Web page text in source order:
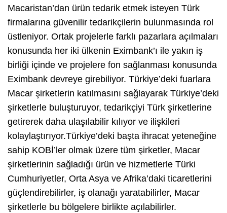
Macaristan’dan ürün tedarik etmek isteyen Türk
firmalarına güvenilir tedarikçilerin bulunmasında rol
üstleniyor. Ortak projelerle farklı pazarlara açılmaları
konusunda her iki ülkenin Eximbank’ı ile yakın iş
birliği içinde ve projelere fon sağlanması konusunda
Eximbank devreye girebiliyor. Türkiye’deki fuarlara
Macar şirketlerin katılmasını sağlayarak Türkiye’deki
şirketlerle buluşturuyor, tedarikçiyi Türk şirketlerine
getirerek daha ulaşılabilir kılıyor ve ilişkileri
kolaylaştırıyor.Türkiye’deki başta ihracat yeteneğine
sahip KOBİ’ler olmak üzere tüm şirketler, Macar
şirketlerinin sağladığı ürün ve hizmetlerle Türki
Cumhuriyetler, Orta Asya ve Afrika’daki ticaretlerini
güçlendirebilirler, iş olanağı yaratabilirler, Macar
şirketlerle bu bölgelere birlikte açılabilirler.